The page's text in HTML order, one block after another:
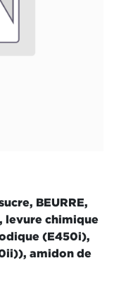
BEURRE,
levure chimique
(E450i),
amidon de